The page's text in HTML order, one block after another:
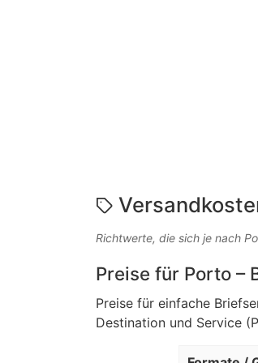
Richtwerte, die sich je nach
Preise für Porto –
Preise für einfache
Destination und Service